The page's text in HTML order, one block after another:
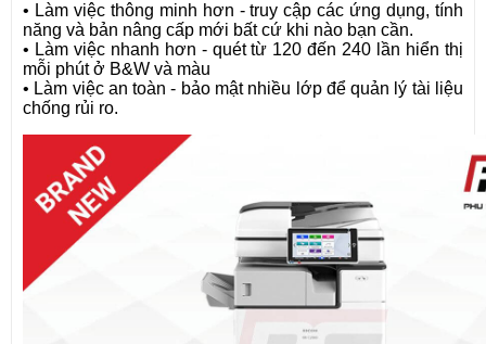
• Làm việc thông minh hơn - truy cập các ứng dụng, tính
năng và bản nâng cấp mới bất cứ khi nào bạn cần.
• Làm việc nhanh hơn - quét từ 120 đến 240 lần hiển thị
mỗi phút ở B&W và màu
• Làm việc an toàn - bảo mật nhiều lớp để quản lý tài liệu
chống rủi ro.